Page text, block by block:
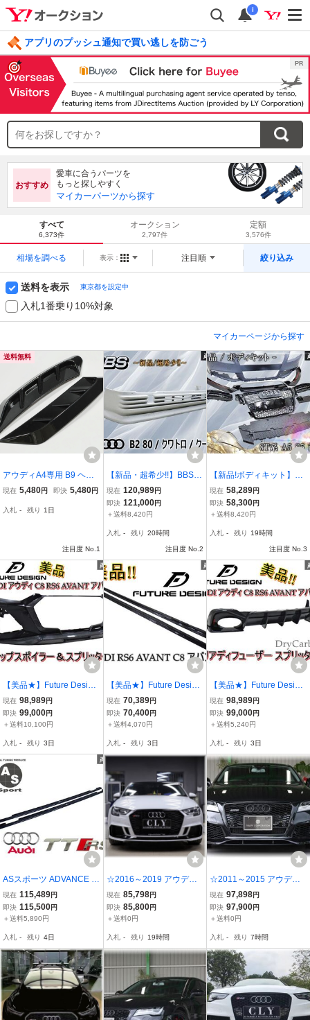
i
アプリのプッシュ通知で買い逃しを防ごう
毎日引けるくじ 今すぐ挑戦 ログイン
おすすめ
愛車に合うパーツを
もっと探しやすく
マイカーパーツから探す
すべて
6,373件
オークション
2,797件
定額
3,576件
相場を調べる 表示： 注目順 絞り込み
送料を表示 東京都を設定中
入札1番乗り10%対象
マイカーページから探す
送料無料
アウディA4専用 B9 ヘッ
ドライト用パネル サイド
ト・エアガイド ドレスア
現在 5,480円 即決 5,480円
入札 - 残り 1日
注目度 No.1
【新品・超希少!!】BBS製
エアロ AUDI アウディ B2
80 / クワトロ / クーペ フ
ロントスポイラー 21.30.0
即納 棚
現在 120,989円
即決 121,000円
＋送料8,420円
入札 - 残り 20時間
注目度 No.2
【新品!ボディキット】Au
di アウディ 8T系 A5 S5
前期 フロントバンパー メ
ッシュグリル リップ スポ
10点 セット
現在 58,289円
即決 58,300円
＋送料8,420円
入札 - 残り 19時間
注目度 No.3
【美品★】Future Design
AUDI アウディ C8 RS6 A
VANT アバント エアロ フ
ロントリップ スプリッタ
ボン 棚
現在 98,989円
即決 99,000円
＋送料10,100円
入札 - 残り 3日
【美品★】Future Design
AUDI アウディ C8 RS6 A
VANT アバント エアロ サ
イドステップ サイドスカ
ーボン 棚
現在 70,389円
即決 70,400円
＋送料4,070円
入札 - 残り 3日
【美品★】Future Design
AUDI アウディ C8 RS6 A
VANT アバント エアロ リ
アディフューザー スプリ
カーボン 棚
現在 98,989円
即決 99,000円
＋送料5,240円
入札 - 残り 3日
ASスポーツ ADVANCE S
TEP アウディ TT TTS TT
RS 8J サイドステップ サ
イドスカート 左右セット
ロ SS-0001 即納
現在 115,489円
即決 115,500円
＋送料5,890円
入札 - 残り 4日
☆2016～2019 アウディ
A3用☆RS3Lookウレタン
製フロントバンパー＆RS
グリルset☆A3・S3 8V
現在 85,798円
即決 85,800円
＋送料0円
入札 - 残り 19時間
☆2011～2015 アウディ
前期A7用☆RS7Lookウレ
タン製フロントバンパー
＆RSグリル＆リップスポ
新品 エアロ
現在 97,898円
即決 97,900円
＋送料0円
入札 - 残り 7時間